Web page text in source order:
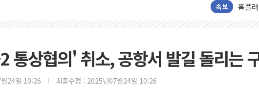
속보
홈플
윤준
여
풀무
현대
통상협의' 취소, 공항서 발길 돌리는
24일 10:26 최종수정 : 2025년07월24일 10:26